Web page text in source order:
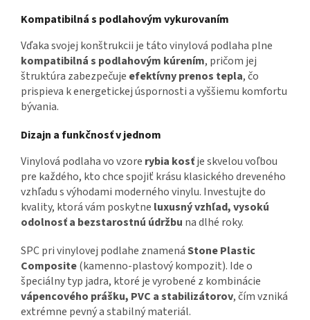
Kompatibilná s podlahovým vykurovaním
Vďaka svojej konštrukcii je táto vinylová podlaha plne
kompatibilná s podlahovým kúrením, pričom jej
štruktúra zabezpečuje efektívny prenos tepla, čo
prispieva k energetickej úspornosti a vyššiemu komfortu
bývania.
Dizajn a funkčnosť v jednom
Vinylová podlaha vo vzore rybia kosťje skvelou voľbou
pre každého, kto chce spojiť krásu klasického dreveného
vzhľadu s výhodami moderného vinylu. Investujte do
kvality, ktorá vám poskytne luxusný vzhľad, vysokú
odolnosť a bezstarostnú údržbu na dlhé roky.
SPC pri vinylovej podlahe znamenáStone Plastic
Composite(kamenno-plastový kompozit). Ide o
špeciálny typ jadra, ktoré je vyrobené z kombinácie
vápencového prášku, PVC a stabilizátorov, čím vzniká
extrémne pevný a stabilný materiál.